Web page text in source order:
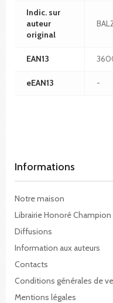
Indic. sur
auteur
original
EAN13
eEAN13 -
Informations
Notre maison
Librairie Honoré Champion
Diffusions
Information aux auteurs
Contacts
Conditions générales de
Mentions légales